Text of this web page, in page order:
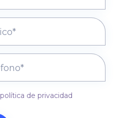
política de privacidad